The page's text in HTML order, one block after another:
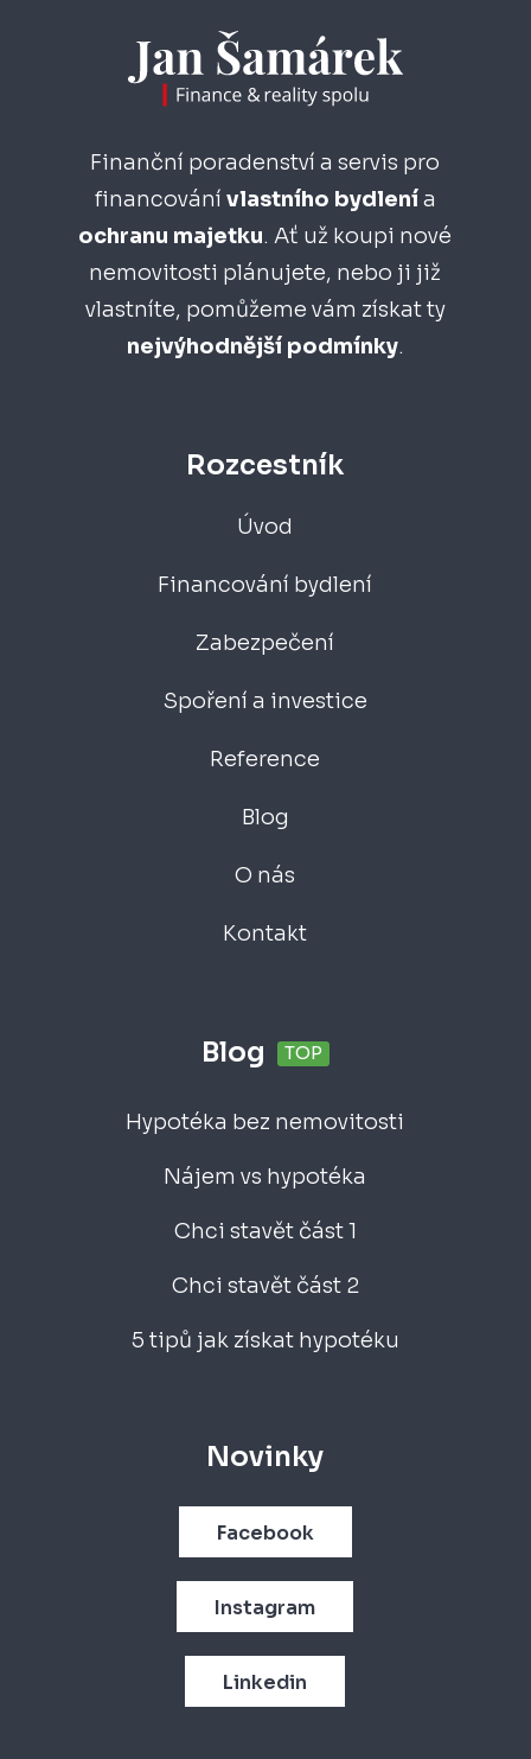
Finanční poradenství a servis pro
financování vlastního bydlenía
ochranu majetku. Ať už koupi nové
nemovitosti plánujete, nebo ji již
vlastníte, pomůžeme vám získat ty
nejvýhodnější podmínky.
Rozcestník
Úvod
Financování bydlení
Zabezpečení
Spoření a investice
Reference
Blog
O nás
Kontakt
Blog TOP
Hypotéka bez nemovitosti
Nájem vs hypotéka
Chci stavět část 1
Chci stavět část 2
5 tipů jak získat hypotéku
Novinky
Facebook
Instagram
Linkedin